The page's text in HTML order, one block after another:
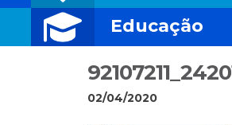
Educação
02/04/2020